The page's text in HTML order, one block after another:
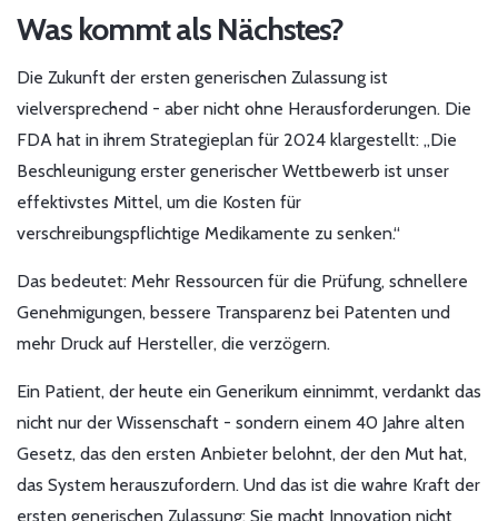
Was kommt als Nächstes?
Die Zukunft der ersten generischen Zulassung ist
vielversprechend - aber nicht ohne Herausforderungen. Die
FDA hat in ihrem Strategieplan für 2024 klargestellt: „Die
Beschleunigung erster generischer Wettbewerb ist unser
effektivstes Mittel, um die Kosten für
verschreibungspflichtige Medikamente zu senken.“
Das bedeutet: Mehr Ressourcen für die Prüfung, schnellere
Genehmigungen, bessere Transparenz bei Patenten und
mehr Druck auf Hersteller, die verzögern.
Ein Patient, der heute ein Generikum einnimmt, verdankt das
nicht nur der Wissenschaft - sondern einem 40 Jahre alten
Gesetz, das den ersten Anbieter belohnt, der den Mut hat,
das System herauszufordern. Und das ist die wahre Kraft der
ersten generischen Zulassung: Sie macht Innovation nicht